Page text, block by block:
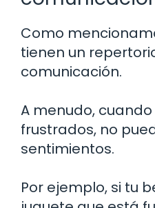
Como
tienen un
comunicación.
A menudo,
frustrados, no
sentimientos.
Por ejemplo, si tu